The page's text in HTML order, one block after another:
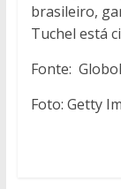
brasileiro,
Tuchel está
Fonte:
Foto: Getty